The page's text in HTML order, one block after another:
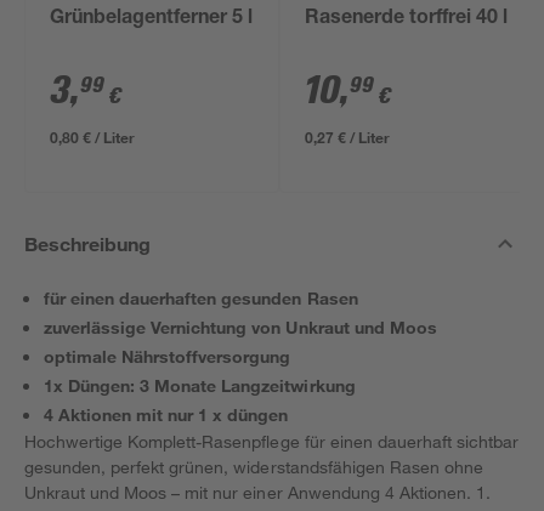
Grünbelagentferner 5 l
3,99 €
0,80 € / Liter
Rasenerde torffrei 40 l
10,99 €
0,27 € / Liter
Beschreibung
für einen dauerhaften gesunden Rasen
zuverlässige Vernichtung von Unkraut und Moos
optimale Nährstoffversorgung
1x Düngen: 3 Monate Langzeitwirkung
4 Aktionen mit nur 1 x düngen
Hochwertige Komplett-Rasenpflege für einen dauerhaft sichtbar
gesunden, perfekt grünen, widerstandsfähigen Rasen ohne
Unkraut und Moos – mit nur einer Anwendung 4 Aktionen. 1.